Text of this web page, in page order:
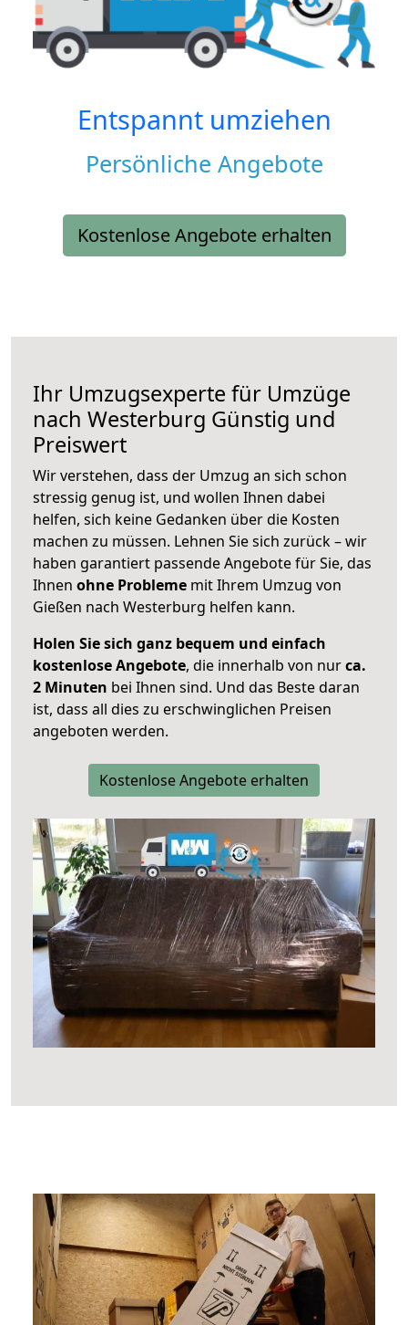
Entspannt umziehen
Persönliche Angebote
Kostenlose Angebote erhalten
Ihr Umzugsexperte für Umzüge
nach Westerburg Günstig und
Preiswert
Wir verstehen, dass der Umzug an sich schon
stressig genug ist, und wollen Ihnen dabei
helfen, sich keine Gedanken über die Kosten
machen zu müssen. Lehnen Sie sich zurück – wir
haben garantiert passende Angebote für Sie, das
Ihnen ohne Probleme mit Ihrem Umzug von
Gießen nach Westerburg helfen kann.
Holen Sie sich ganz bequem und einfach
kostenlose Angebote, die innerhalb von nurca.
2 Minuten bei Ihnen sind. Und das Beste daran
ist, dass all dies zu erschwinglichen Preisen
angeboten werden.
Kostenlose Angebote erhalten